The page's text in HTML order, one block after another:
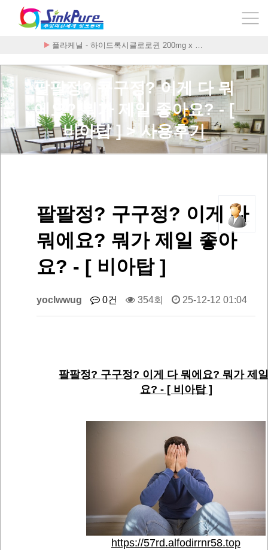
플라케닐 - 하이드록시클로로퀸 200mg x …
팔팔정? 구구정? 이게 다 뭐
에요? 뭐가 제일 좋아요? - [
비아탑 ] > 사용후기
팔팔정? 구구정? 이게 다
뭐에요? 뭐가 제일 좋아
요? - [ 비아탑 ]
yoclwwug 0건 354회 25-12-12 01:04
팔팔정? 구구정? 이게 다 뭐에요? 뭐가 제
요? - [ 비아탑 ]
https://57rd.alfodirrnr58.top